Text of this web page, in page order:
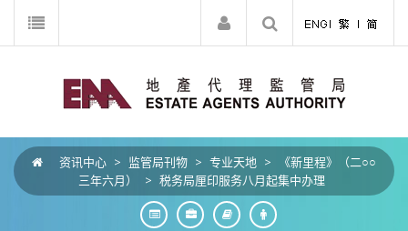
资讯中心 > 监管局刊物 > 专业天地 >
《新里程》（二○○
三年六月）
> 税务局厘印服务八月起集中办理